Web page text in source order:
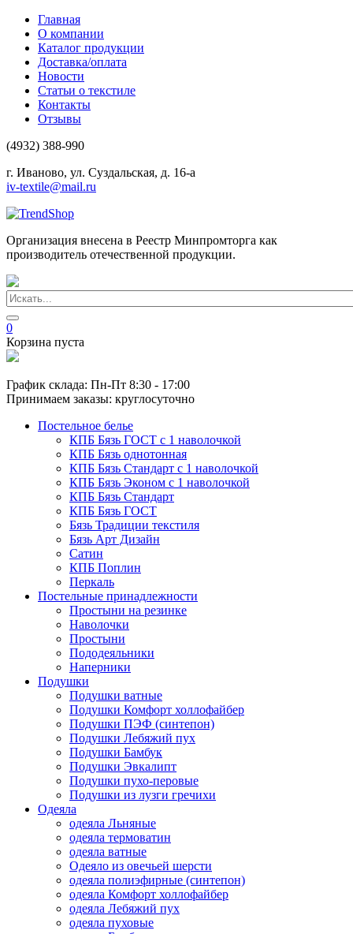
Главная
О компании
Каталог продукции
Доставка/оплата
Новости
Статьи о текстиле
Контакты
Отзывы
(4932) 388-990
г. Иваново, ул. Суздальская, д. 16-а
iv-textile@mail.ru
Организация внесена в Реестр Минпромторга как
производитель отечественной продукции.
0
Корзина пуста
График склада: Пн-Пт 8:30 - 17:00
Принимаем заказы: круглосуточно
Постельное белье
КПБ Бязь ГОСТ c 1 наволочкой
КПБ Бязь однотонная
КПБ Бязь Стандарт c 1 наволочкой
КПБ Бязь Эконом с 1 наволочкой
КПБ Бязь Стандарт
КПБ Бязь ГОСТ
Бязь Традиции текстиля
Бязь Арт Дизайн
Сатин
КПБ Поплин
Перкаль
Постельные принадлежности
Простыни на резинке
Наволочки
Простыни
Пододеяльники
Наперники
Подушки
Подушки ватные
Подушки Комфорт холлофайбер
Подушки ПЭФ (синтепон)
Подушки Лебяжий пух
Подушки Бамбук
Подушки Эвкалипт
Подушки пухо-перовые
Подушки из лузги гречихи
Одеяла
одеяла Льняные
одеяла термоватин
одеяла ватные
Одеяло из овечьей шерсти
одеяла полиэфирные (синтепон)
одеяла Комфорт холлофайбер
одеяла Лебяжий пух
одеяла пуховые